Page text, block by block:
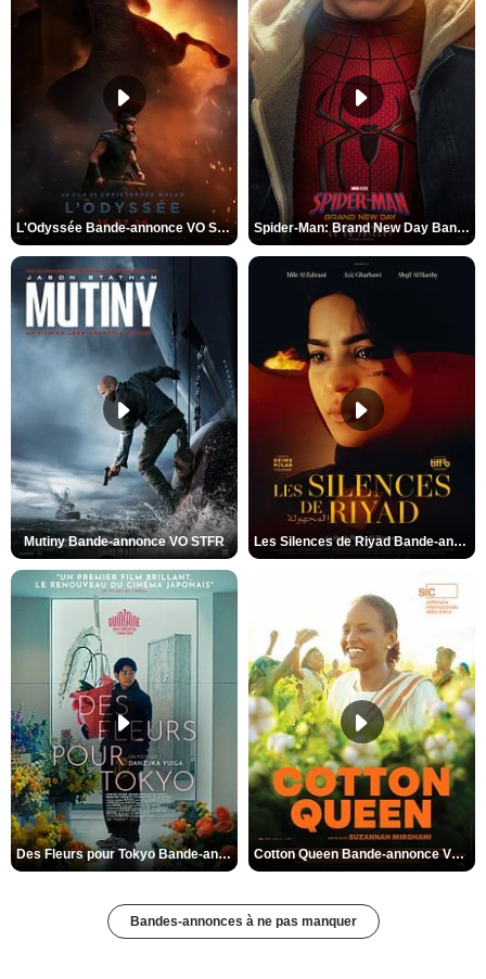
L'Odyssée Bande-annonce VO STFR Spider-Man: Brand New Day Bande-annonce VO STFR
Mutiny Bande-annonce VO STFR Les Silences de Riyad Bande-annonce VO STFR
Des Fleurs pour Tokyo Bande-annonce VO STFR Cotton Queen Bande-annonce VO STFR
Bandes-annonces à ne pas manquer